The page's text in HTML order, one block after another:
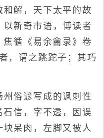
解，天下太平的故
新奇市语，博读者
焦循《易余龠录》卷
，谓之跳跎子；其巧
俗谚写成的讽刺性
石信，字不透，因误
呆肉，左脚又被人